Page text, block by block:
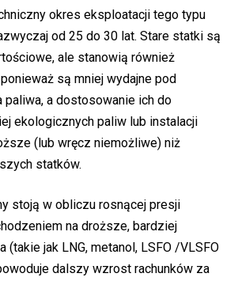
okres eksploatacji tego typu
od 25 do 30 lat. Stare statki są
ale stanowią również
są mniej wydajne pod
paliwa, a dostosowanie ich do
ekologicznych paliw lub instalacji
(lub wręcz niemożliwe) niż
statków.
stoją w obliczu rosnącej presji
na droższe, bardziej
(takie jak LNG, metanol, LSFO /VLSFO
dalszy wzrost rachunków za